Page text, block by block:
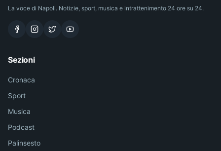
La voce di Napoli. Notizie, sport, musica e intrattenimento 24 ore su 24.
Sezioni
Cronaca
Sport
Musica
Podcast
Palinsesto